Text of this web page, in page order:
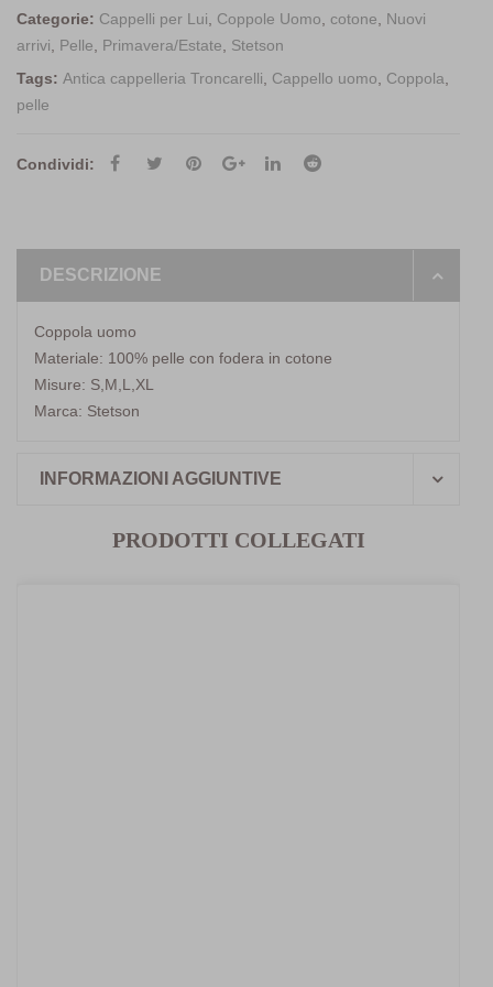
Categorie: Cappelli per Lui, Coppole Uomo, cotone, Nuovi
arrivi, Pelle, Primavera/Estate, Stetson
Tags: Antica cappelleria Troncarelli, Cappello uomo, Coppola,
pelle
Condividi:
DESCRIZIONE
Coppola uomo
Materiale: 100% pelle con fodera in cotone
Misure: S,M,L,XL
Marca: Stetson
INFORMAZIONI AGGIUNTIVE
PRODOTTI COLLEGATI